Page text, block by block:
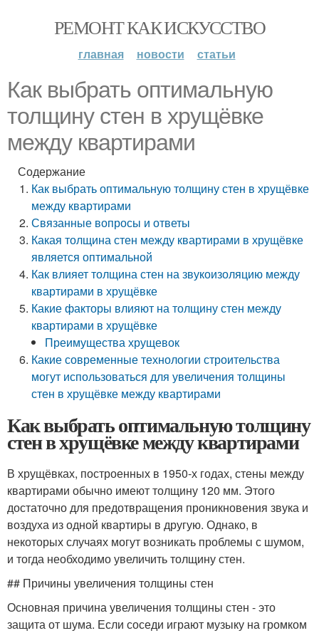
РЕМОНТ КАК ИСКУССТВО
главная новости статьи
Как выбрать оптимальную
толщину стен в хрущёвке
между квартирами
Содержание
Как выбрать оптимальную толщину стен в хрущёвке
между квартирами
Связанные вопросы и ответы
Какая толщина стен между квартирами в хрущёвке
является оптимальной
Как влияет толщина стен на звукоизоляцию между
квартирами в хрущёвке
Какие факторы влияют на толщину стен между
квартирами в хрущёвке
Преимущества хрущевок
Какие современные технологии строительства
могут использоваться для увеличения толщины
стен в хрущёвке между квартирами
Как выбрать оптимальную толщину
стен в хрущёвке между квартирами
В хрущёвках, построенных в 1950-х годах, стены между
квартирами обычно имеют толщину 120 мм. Этого
достаточно для предотвращения проникновения звука и
воздуха из одной квартиры в другую. Однако, в
некоторых случаях могут возникать проблемы с шумом,
и тогда необходимо увеличить толщину стен.
## Причины увеличения толщины стен
Основная причина увеличения толщины стен - это
защита от шума. Если соседи играют музыку на громком